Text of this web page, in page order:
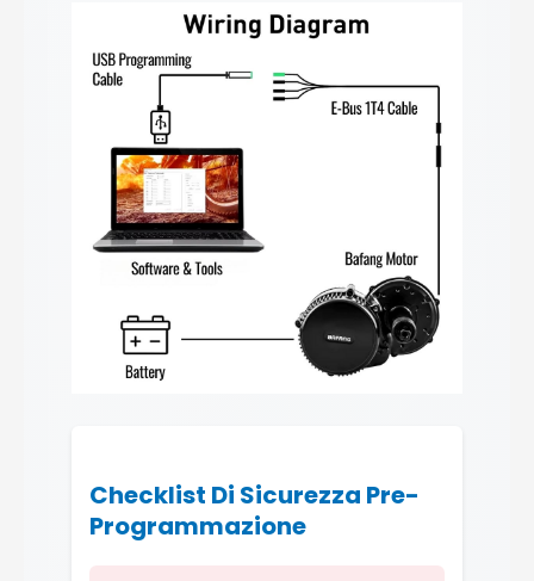
Checklist Di Sicurezza Pre-
Programmazione